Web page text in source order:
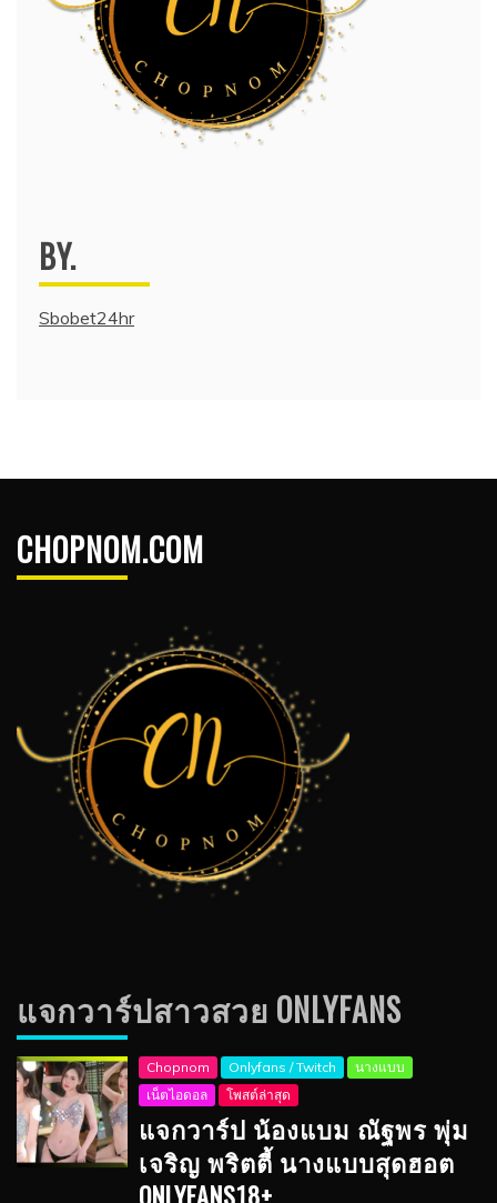
BY.
Sbobet24hr
CHOPNOM.COM
แจกวาร์ปสาวสวย ONLYFANS
Chopnom Onlyfans / Twitch
นางแบบ
เน็ตไอดอล
โพสต์ล่าสุด
แจกวาร์ป น้องแบม ณัฐพร พุ่ม
เจริญ พริตตี้ นางแบบสุดฮอต
ONLYFANS18+